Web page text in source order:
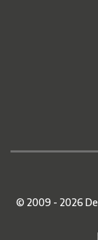
© 2009 - 2026 De